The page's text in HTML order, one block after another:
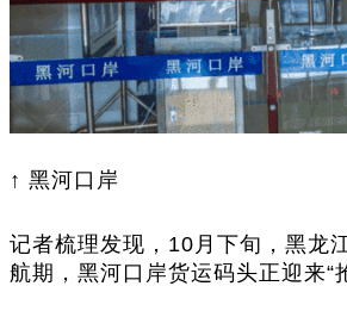
↑ 黑河口岸
记者梳理发现，10月下旬，黑龙
航期，黑河口岸货运码头正迎来“